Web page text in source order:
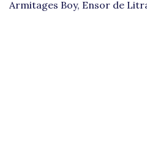
Armitages Boy, Ensor de